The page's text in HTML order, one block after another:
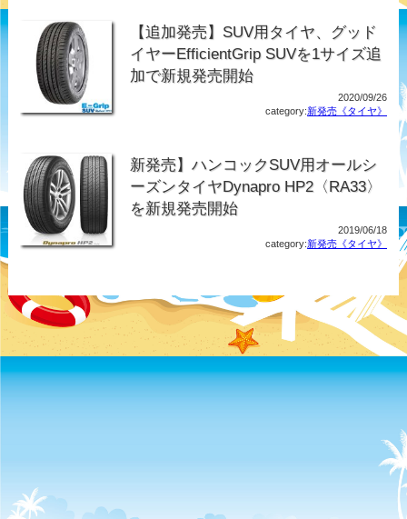
【追加発売】SUV用タイヤ、グッド
イヤーEfficientGrip SUVを1サイズ追
加で新規発売開始
2020/09/26
category:新発売《タイヤ》
新発売】ハンコックSUV用オールシ
ーズンタイヤDynapro HP2〈RA33〉
を新規発売開始
2019/06/18
category:新発売《タイヤ》